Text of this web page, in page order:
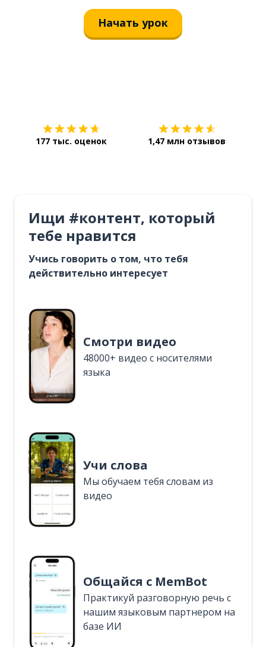
Начать урок
177 тыс. оценок 1,47 млн отзывов
Ищи #контент, который
тебе нравится
Учись говорить о том, что тебя
действительно интересует
Смотри видео
48000+ видео с носителями
языка
Учи слова
Мы обучаем тебя словам из
видео
Общайся с MemBot
Практикуй разговорную речь с
нашим языковым партнером на
базе ИИ